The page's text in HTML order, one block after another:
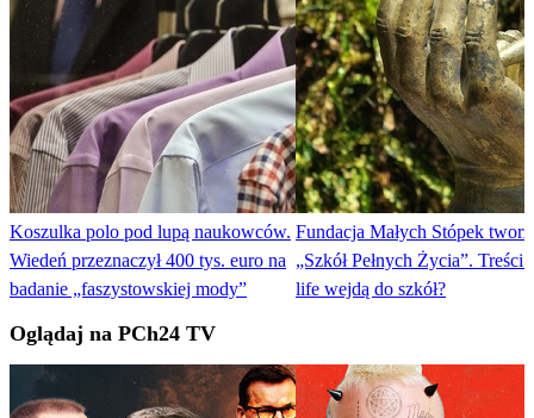
Koszulka polo pod lupą naukowców.
Wiedeń przeznaczył 400 tys. euro na
badanie „faszystowskiej mody”
Fundacja Małych Stópek
„Szkół Pełnych Życia”. Treści
life wejdą do szkół?
Oglądaj na PCh24 TV